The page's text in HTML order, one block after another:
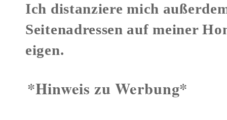
Ich distanziere mich
Seitenadressen auf meiner
eigen.
*Hinweis zu Werbung*